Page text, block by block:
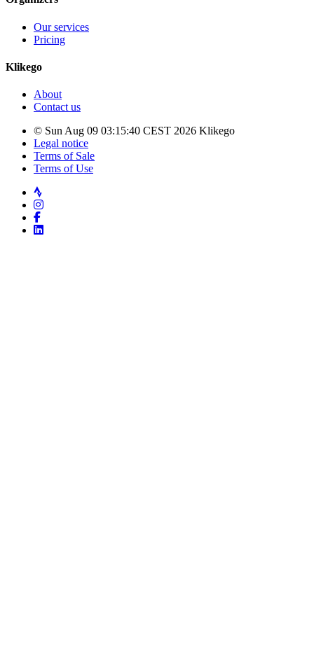
Our services
Pricing
Klikego
About
Contact us
© Sun Aug 09 03:15:40 CEST 2026 Klikego
Legal notice
Terms of Sale
Terms of Use
Strava
Instagram
Facebook
LinkedIn